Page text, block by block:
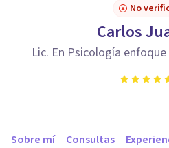
No
Carlos
Lic. En Psicología
Sobre mí Consultas